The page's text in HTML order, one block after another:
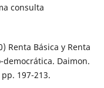
consulta
Renta Básica y Renta
Daimon.
197-213.